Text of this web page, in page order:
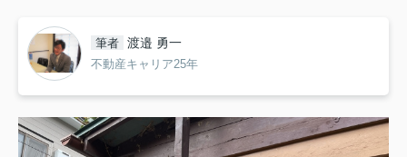
筆者 渡邉 勇一
不動産キャリア25年